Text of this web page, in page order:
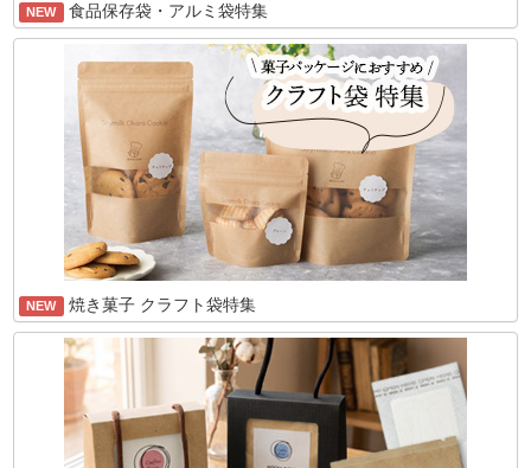
NEW 食品保存袋・アルミ袋特集
NEW 焼き菓子 クラフト袋特集